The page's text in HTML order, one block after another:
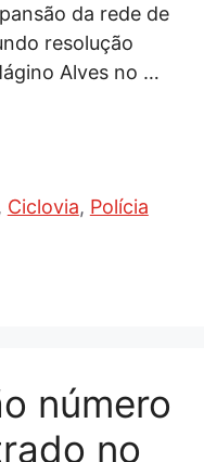
da rede de
resolução
Alves no …
, Ciclovia, Polícia
número
no